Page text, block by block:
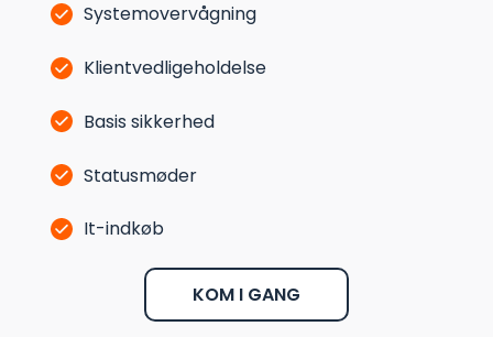
Systemovervågning
Klientvedligeholdelse
Basis sikkerhed
Statusmøder
It-indkøb
KOM I GANG